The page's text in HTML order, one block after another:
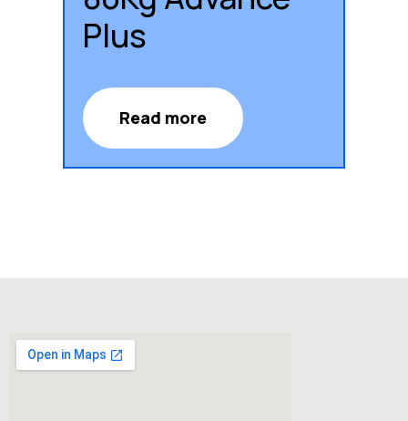
Plus
Read more